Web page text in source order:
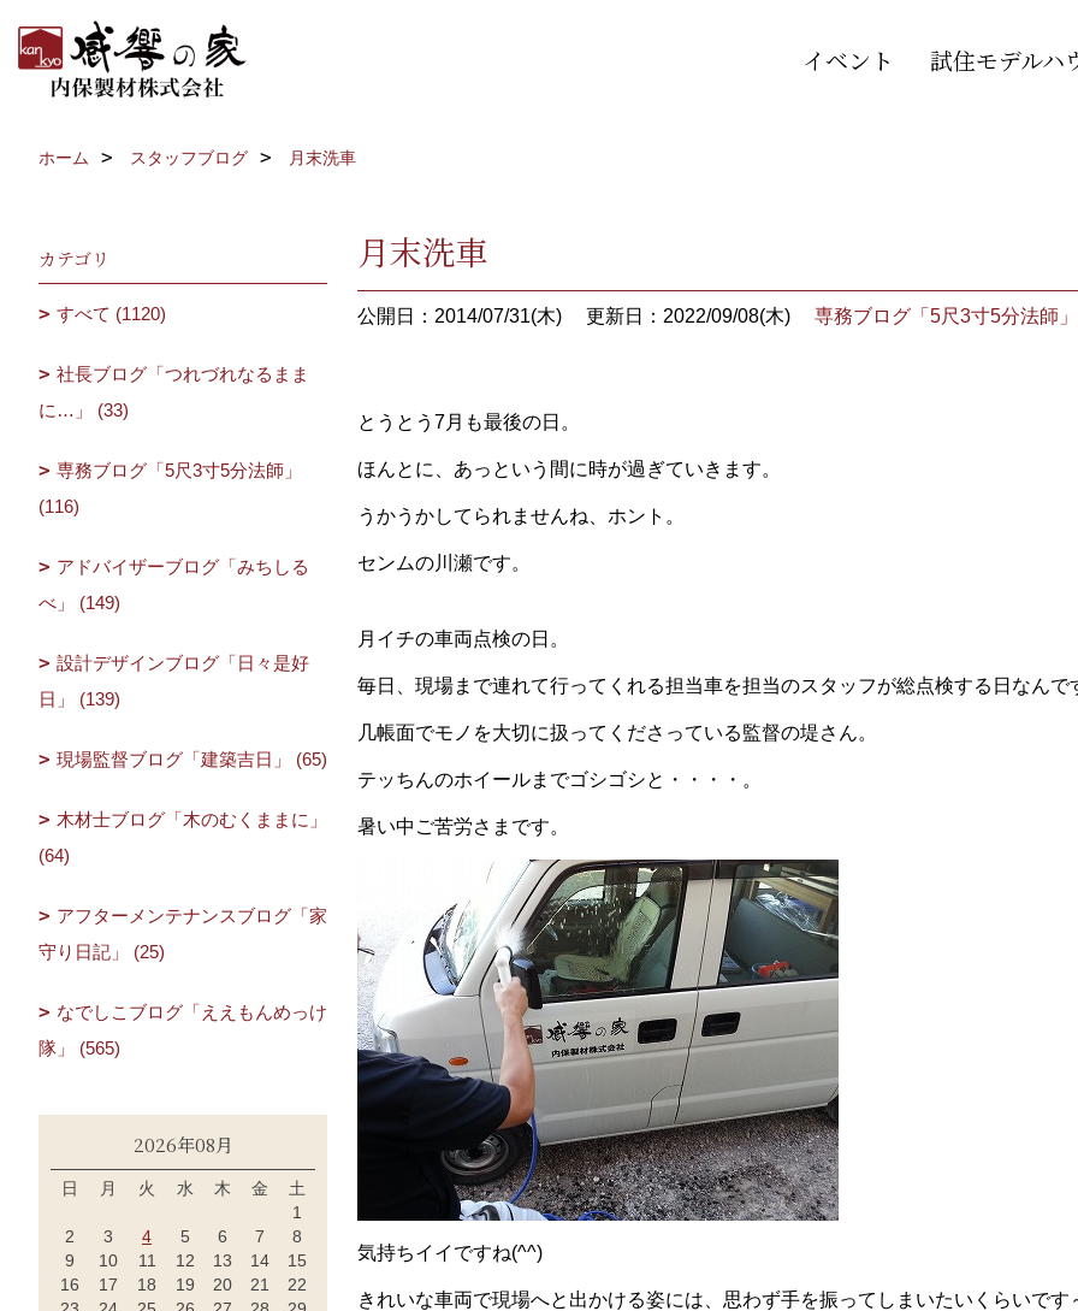
イベント 試住モデルハ
ホーム スタッフブログ 月末洗車
月末洗車
公開日：2014/07/31(木) 更新日：2022/09/08(木) 専務ブログ「5尺3寸5分法師」
とうとう7月も最後の日。
ほんとに、あっという間に時が過ぎていきます。
うかうかしてられませんね、ホント。
センムの川瀬です。
月イチの車両点検の日。
毎日、現場まで連れて行ってくれる担当車を担当のスタッフが総点検する日なんで
几帳面でモノを大切に扱ってくださっている監督の堤さん。
テッちんのホイールまでゴシゴシと・・・・。
暑い中ご苦労さまです。
気持ちイイですね(^^)
きれいな車両で現場へと出かける姿には、思わず手を振ってしまいたいくらいです
カテゴリ
すべて (1120)
社長ブログ「つれづれなるまま
に…」 (33)
専務ブログ「5尺3寸5分法師」
(116)
アドバイザーブログ「みちしる
べ」 (149)
設計デザインブログ「日々是好
日」 (139)
現場監督ブログ「建築吉日」 (65)
木材士ブログ「木のむくままに」
(64)
アフターメンテナンスブログ「家
守り日記」 (25)
なでしこブログ「ええもんめっけ
隊」 (565)
2026年08月
日 月 火 水 木 金
土
1
2
3 4 5 6 7
8
9
10 11 12 13 14
15
16
17 18 19 20 21
22